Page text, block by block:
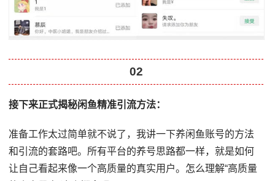
02
接下来正式揭秘闲鱼精准引流方法：
准备⼯作太过简单就不说了，我讲⼀下养闲⻥账号的⽅法
和引流的套路吧。所有平台的养号思路都⼀样，就是如何
让⾃⼰看起来像⼀个⾼质量的真实⽤户。怎么理解“⾼质量